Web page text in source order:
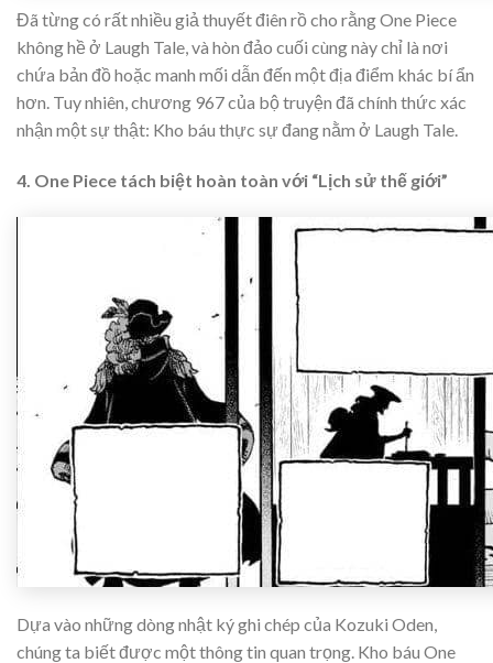
Đã từng có rất nhiều giả thuyết điên rồ cho rằng One Piece
không hề ở Laugh Tale, và hòn đảo cuối cùng này chỉ là nơi
chứa bản đồ hoặc manh mối dẫn đến một địa điểm khác bí ẩn
hơn. Tuy nhiên, chương 967 của bộ truyện đã chính thức xác
nhận một sự thật: Kho báu thực sự đang nằm ở Laugh Tale.
4. One Piece tách biệt hoàn toàn với “Lịch sử thế giới”
Dựa vào những dòng nhật ký ghi chép của Kozuki Oden,
chúng ta biết được một thông tin quan trọng. Kho báu One